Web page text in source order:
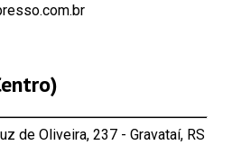
de Oliveira, 237 - Gravataí, RS